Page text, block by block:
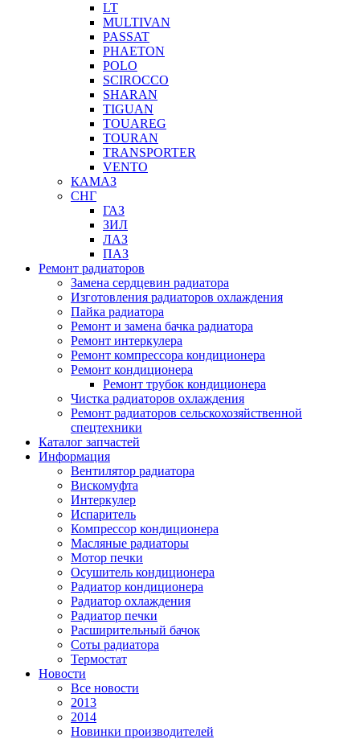
LT
MULTIVAN
PASSAT
PHAETON
POLO
SCIROCCO
SHARAN
TIGUAN
TOUAREG
TOURAN
TRANSPORTER
VENTO
КАМАЗ
СНГ
ГАЗ
ЗИЛ
ЛАЗ
ПАЗ
Ремонт радиаторов
Замена сердцевин радиатора
Изготовления радиаторов охлаждения
Пайка радиатора
Ремонт и замена бачка радиатора
Ремонт интеркулера
Ремонт компрессора кондиционера
Ремонт кондиционера
Ремонт трубок кондиционера
Чистка радиаторов охлаждения
Ремонт радиаторов сельскохозяйственной
спецтехники
Каталог запчастей
Информация
Вентилятор радиатора
Вискомуфта
Интеркулер
Испаритель
Компрессор кондиционера
Масляные радиаторы
Мотор печки
Осушитель кондиционера
Радиатор кондиционера
Радиатор охлаждения
Радиатор печки
Расширительный бачок
Соты радиатора
Термостат
Новости
Все новости
2013
2014
Новинки производителей